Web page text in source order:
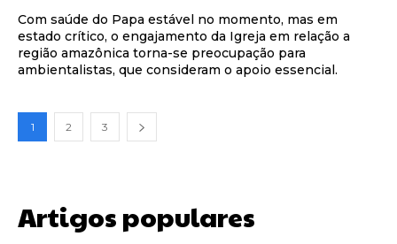
Com saúde do Papa estável no momento, mas em
estado crítico, o engajamento da Igreja em relação a
região amazônica torna-se preocupação para
ambientalistas, que consideram o apoio essencial.
1 2 3
Artigos populares